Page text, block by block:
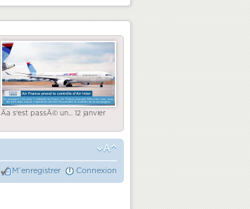
Ãa s'est passÃ© un... 12 janvier
M’enregistrer Connexion